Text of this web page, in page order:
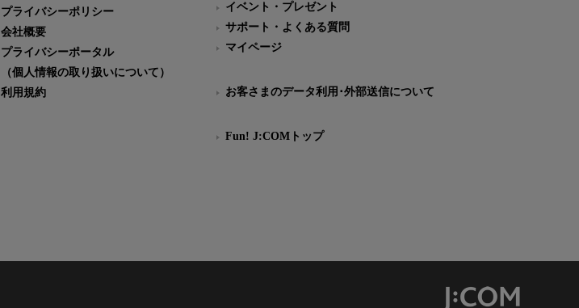
プライバシーポリシー
会社概要
プライバシーポータル
（個人情報の取り扱いについて）
利用規約
イベント・プレゼント
サポート・よくある質問
マイページ
お客さまのデータ利用･外部送信について
Fun! J:COMトップ